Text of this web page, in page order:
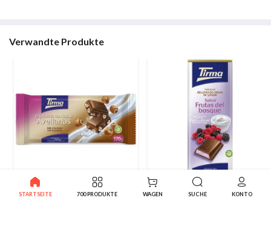
Verwandte Produkte
Tirma Schokolade Haselnüsse
Tirma Schokolade
STARTSEITE 700 PRODUKTE WAGEN SUCHE KONTO